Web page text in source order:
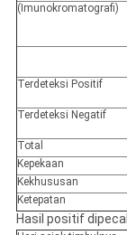
(Imunokromatografi)
Terdeteksi Positif
Terdeteksi Negatif
Total
Kepekaan
Kekhususan
Ketepatan
Hasil positif